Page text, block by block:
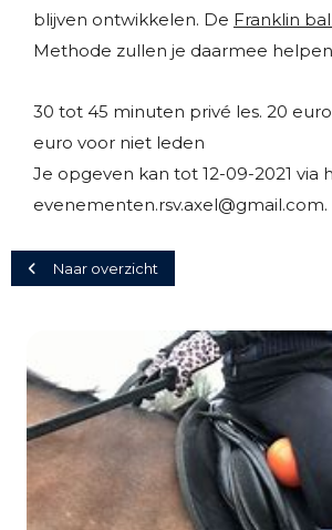
blijven ontwikkelen. De Franklin
Methode zullen je daarmee
30 tot 45 minuten privé les. 20
euro voor niet leden
Je opgeven kan tot 12-09-2021 via
evenementen.rsv.axel@gmail.com.
Naar overzicht